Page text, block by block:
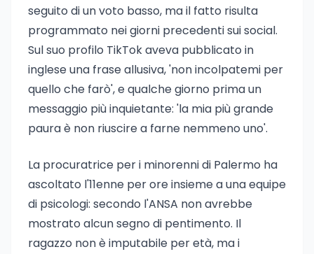
seguito di un voto basso, ma il fatto risulta
programmato nei giorni precedenti sui social.
Sul suo profilo TikTok aveva pubblicato in
inglese una frase allusiva, 'non incolpatemi per
quello che farò', e qualche giorno prima un
messaggio più inquietante: 'la mia più grande
paura è non riuscire a farne nemmeno uno'.
La procuratrice per i minorenni di Palermo ha
ascoltato l'11enne per ore insieme a una equipe
di psicologi: secondo l'ANSA non avrebbe
mostrato alcun segno di pentimento. Il
ragazzo non è imputabile per età, ma i